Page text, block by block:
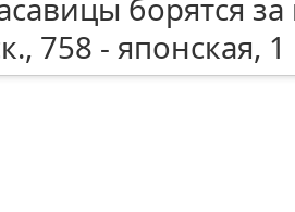
борятся
758 - японская,